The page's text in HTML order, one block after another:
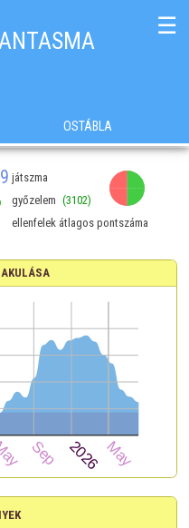
☰
OSTÁBLA
játszma
győzelem (3102)
ellenfelek átlagos pontszáma